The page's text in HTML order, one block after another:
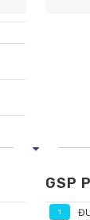
GSP
1